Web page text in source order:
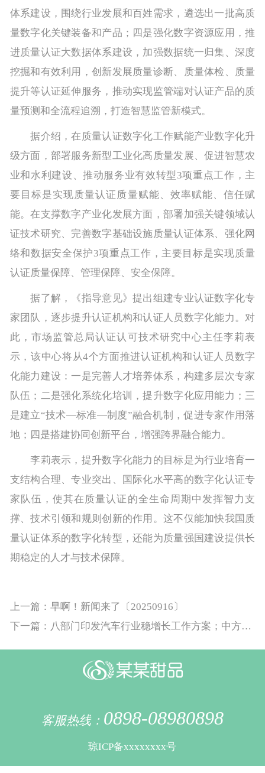
体系建设，围绕行业发展和百姓需求，遴选出一批高质
量数字化关键装备和产品；四是强化数字资源应用，推
进质量认证大数据体系建设，加强数据统一归集、深度
挖掘和有效利用，创新发展质量诊断、质量体检、质量
提升等认证延伸服务，推动实现监管端对认证产品的质
量预测和全流程追溯，打造智慧监管新模式。
据介绍，在质量认证数字化工作赋能产业数字化升
级方面，部署服务新型工业化高质量发展、促进智慧农
业和水利建设、推动服务业有效转型3项重点工作，主
要目标是实现质量认证质量赋能、效率赋能、信任赋
能。在支撑数字产业化发展方面，部署加强关键领域认
证技术研究、完善数字基础设施质量认证体系、强化网
络和数据安全保护3项重点工作，主要目标是实现质量
认证质量保障、管理保障、安全保障。
据了解，《指导意见》提出组建专业认证数字化专
家团队，逐步提升认证机构和认证人员数字化能力。对
此，市场监管总局认证认可技术研究中心主任李莉表
示，该中心将从4个方面推进认证机构和认证人员数字
化能力建设：一是完善人才培养体系，构建多层次专家
队伍；二是强化系统化培训，提升数字化应用能力；三
是建立“技术—标准—制度”融合机制，促进专家作用落
地；四是搭建协同创新平台，增强跨界融合能力。
李莉表示，提升数字化能力的目标是为行业培育一
支结构合理、专业突出、国际化水平高的数字化认证专
家队伍，使其在质量认证的全生命周期中发挥智力支
撑、技术引领和规则创新的作用。这不仅能加快我国质
量认证体系的数字化转型，还能为质量强国建设提供长
期稳定的人才与技术保障。
上一篇：早啊！新闻来了〔20250916〕
下一篇：八部门印发汽车行业稳增长工作方案；中方对美相关模拟芯片发起反倾销立案调查 ｜南财早新闻
客服热线： 0898-08980898
琼ICP备xxxxxxxx号